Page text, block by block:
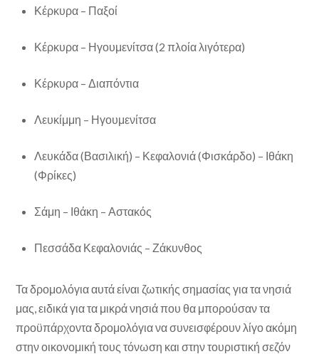
Κέρκυρα – Παξοί
Κέρκυρα – Ηγουμενίτσα (2 πλοία λιγότερα)
Κέρκυρα – Διαπόντια
Λευκίμμη – Ηγουμενίτσα
Λευκάδα (Βασιλική) – Κεφαλονιά (Φισκάρδο) – Ιθάκη
(Φρίκες)
Σάμη – Ιθάκη – Αστακός
Πεσσάδα Κεφαλονιάς – Ζάκυνθος
Τα δρομολόγια αυτά είναι ζωτικής σημασίας για τα νησιά
μας, ειδικά για τα μικρά νησιά που θα μπορούσαν τα
προϋπάρχοντα δρομολόγια να συνεισφέρουν λίγο ακόμη
στην οικονομική τους τόνωση και στην τουριστική σεζόν